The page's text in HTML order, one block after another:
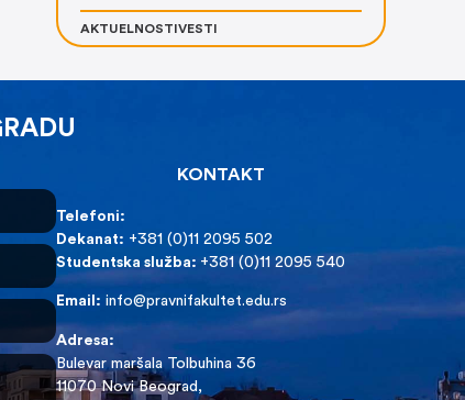
AKTUELNOSTI VESTI
KONTAKT
Telefoni:
Dekanat: +381 (0)11 2095 502
Studentska služba: +381 (0)11 2095 540
Email: info@pravnifakultet.edu.rs
Adresa:
Bulevar maršala Tolbuhina 36
11070 Novi Beograd,